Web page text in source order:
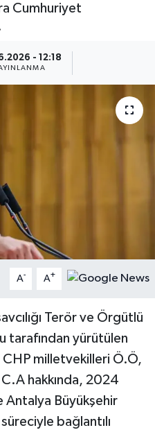
Cumhuriyet
- 12:18
A- A+
Terör ve Örgütlü
tarafından yürütülen
milletvekilleri Ö.Ö,
hakkında, 2024
Antalya Büyükşehir
bağlantılı